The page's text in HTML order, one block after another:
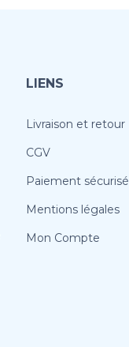
LIENS
Livraison et retour
CGV
Paiement sécurisé
Mentions légales
Mon Compte